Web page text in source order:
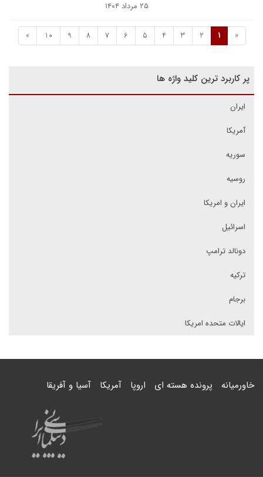
۲۵ مرداد ۱۴۰۴
«
1
2
3
4
5
6
7
8
9
10
»
پر کاربرد ترین کلید واژه ها
ایران
آمریکا
سوریه
روسیه
ایران و امریکا
اسرائیل
دونالد ترامپ
ترکیه
برجام
ایالات متحده امریکا
خاورمیانه پرونده هسته ای اروپا آمریکا آسیا و آفریقا